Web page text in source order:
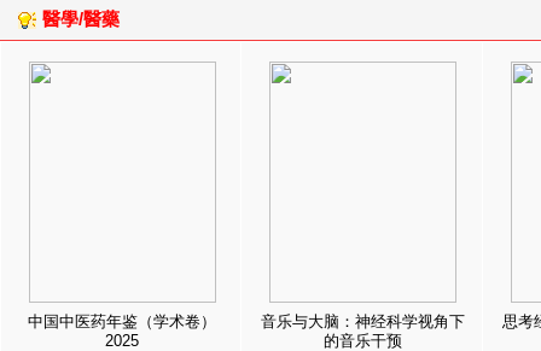
醫學/醫藥
中国中医药年鉴（学术卷）
2025
音乐与大脑：神经科学视角下
的音乐干预
思考